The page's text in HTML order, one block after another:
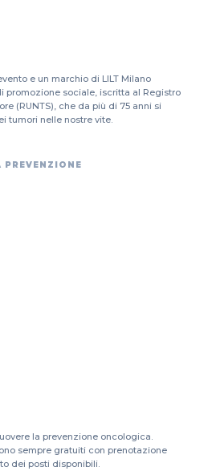
e un marchio di LILT Milano
promozione sociale, iscritta al Registro
(RUNTS), che da più di 75 anni si
tumori nelle nostre vite.
la prevenzione oncologica.
sempre gratuiti con prenotazione
dei posti disponibili.